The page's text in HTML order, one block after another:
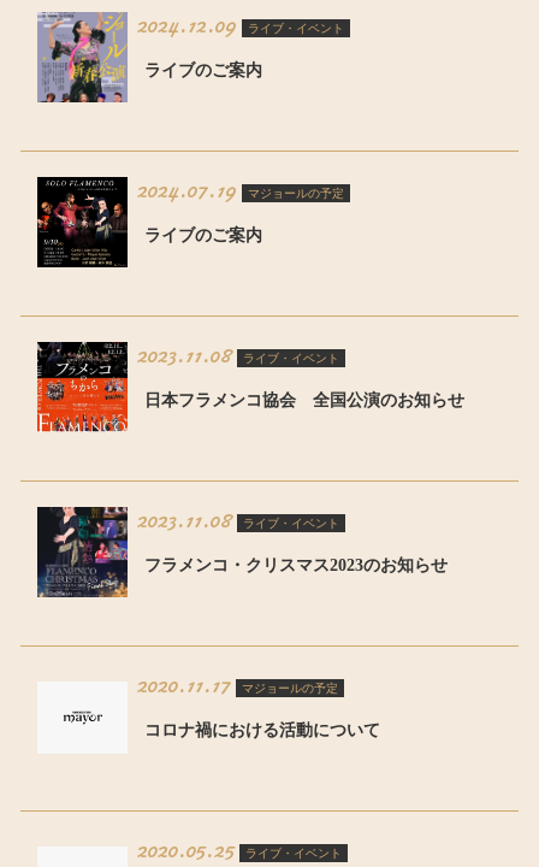
2024.12.09 ライブ・イベント
ライブのご案内
2024.07.19 マジョールの予定
ライブのご案内
2023.11.08 ライブ・イベント
日本フラメンコ協会 全国公演のお知らせ
2023.11.08 ライブ・イベント
フラメンコ・クリスマス2023のお知らせ
2020.11.17 マジョールの予定
コロナ禍における活動について
2020.05.25 ライブ・イベント